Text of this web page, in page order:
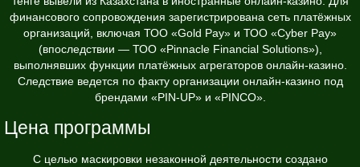
финансового сопровождения зарегистрирована сеть платёжных
организаций, включая ТОО «Gold Pay» и ТОО «Cyber Pay»
(впоследствии — ТОО «Pinnacle Financial Solutions»),
выполнявших функции платёжных агрегаторов онлайн-казино.
Следствие ведется по факту организации онлайн-казино под
брендами «PIN-UP» и «PINCO».
Цена программы
С целью маскировки незаконной деятельности создано